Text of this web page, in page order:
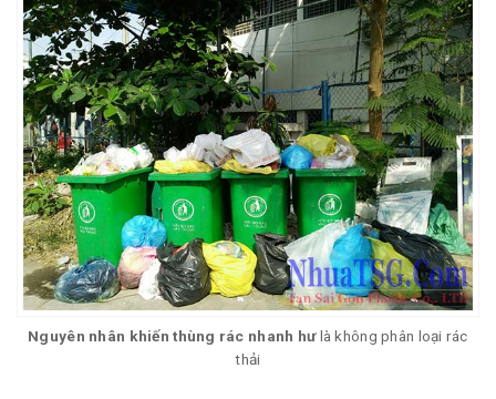
Nguyên nhân khiến thùng rác nhanh hưlà không phân loại rác
thải